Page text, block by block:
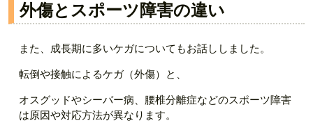
外傷とスポーツ障害の違い
また、成長期に多いケガについてもお話ししました。
転倒や接触によるケガ（外傷）と、
オスグッドやシーバー病、腰椎分離症などのスポーツ障害
は原因や対応方法が異なります。